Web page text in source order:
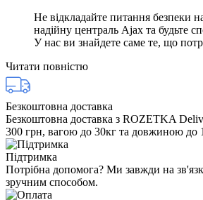
Не відкладайте питання безпеки
надійну централь Ajax та будьте
У нас ви знайдете саме те, що
Читати повністю
Безкоштовна доставка
Безкоштовна доставка з ROZETKA
300 грн, вагою до 30кг та довжиною до
Підтримка
Потрібна допомога? Ми завжди на
зручним способом.